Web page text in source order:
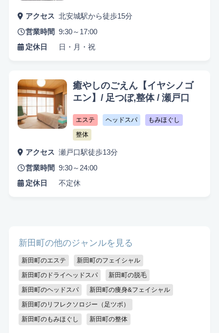
悩み検索
こだわり検索
当日受付OK 都度払いOK
キッズスペースあり 認定講師
アクセス 北安城駅から徒歩15分
営業時間
9:30～17:00
定休日
日・月・祝
癒やしのごえん【イヤシノゴ
エン】/ 足つぼ,整体 / 瀬戸口
エステ ヘッドスパ
もみほぐし
整体
アクセス 瀬戸口駅徒歩13分
営業時間
9:30～24:00
定休日
不定休
新田町の他のジャンルを見る
新田町のエステ
新田町のフェイシャル
新田町のドライヘッドスパ
新田町の脱毛
新田町のヘッドスパ
新田町の痩身&フェイシャル
新田町のリフレクソロジー（足ツボ）
新田町のもみほぐし
新田町の整体